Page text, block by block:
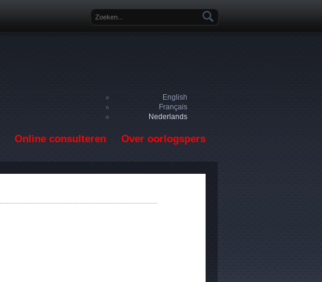
Zoekveld
English
Français
Nederlands
Online consulteren Over oorlogspers